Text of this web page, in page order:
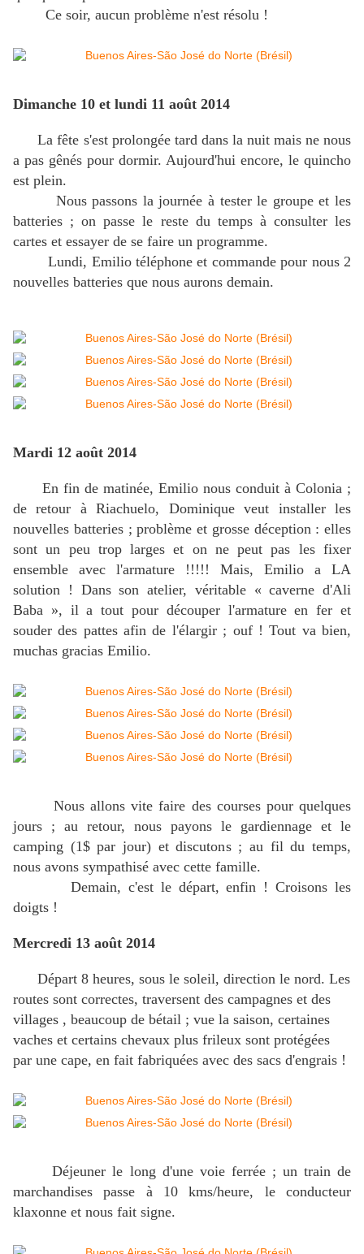
Ce soir, aucun problème n'est résolu !
Dimanche 10 et lundi 11 août 2014
La fête s'est prolongée tard dans la nuit mais ne nous
a pas gênés pour dormir. Aujourd'hui encore, le quincho
est plein.
Nous passons la journée à tester le groupe et les
batteries ; on passe le reste du temps à consulter les
cartes et essayer de se faire un programme.
Lundi, Emilio téléphone et commande pour nous 2
nouvelles batteries que nous aurons demain.
Mardi 12 août 2014
En fin de matinée, Emilio nous conduit à Colonia ;
de retour à Riachuelo, Dominique veut installer les
nouvelles batteries ; problème et grosse déception : elles
sont un peu trop larges et on ne peut pas les fixer
ensemble avec l'armature !!!!! Mais, Emilio a LA
solution ! Dans son atelier, véritable « caverne d'Ali
Baba », il a tout pour découper l'armature en fer et
souder des pattes afin de l'élargir ; ouf ! Tout va bien,
muchas gracias Emilio.
Nous allons vite faire des courses pour quelques
jours ; au retour, nous payons le gardiennage et le
camping (1$ par jour) et discutons ; au fil du temps,
nous avons sympathisé avec cette famille.
Demain, c'est le départ, enfin ! Croisons les
doigts !
Mercredi 13 août 2014
Départ 8 heures, sous le soleil, direction le nord. Les
routes sont correctes, traversent des campagnes et des
villages , beaucoup de bétail ; vue la saison, certaines
vaches et certains chevaux plus frileux sont protégées
par une cape, en fait fabriquées avec des sacs d'engrais !
Déjeuner le long d'une voie ferrée ; un train de
marchandises passe à 10 kms/heure, le conducteur
klaxonne et nous fait signe.